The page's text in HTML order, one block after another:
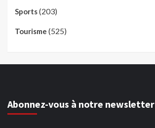
Sports(203)
Tourisme (525)
Abonnez-vous à notre newsletter